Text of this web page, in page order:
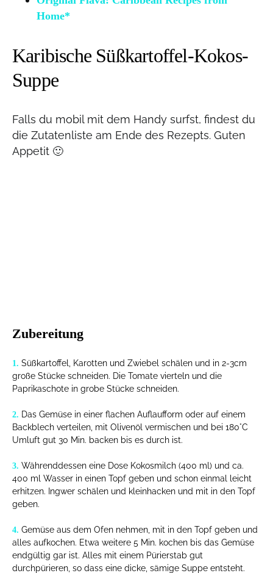
Home*
Karibische Süßkartoffel-Kokos-
Suppe
Falls du mobil mit dem Handy surfst, findest du
die Zutatenliste am Ende des Rezepts. Guten
Appetit 🙂
Zubereitung
1. Süßkartoffel, Karotten und Zwiebel schälen und in 2-3cm
große Stücke schneiden. Die Tomate vierteln und die
Paprikaschote in grobe Stücke schneiden.
2. Das Gemüse in einer flachen Auflaufform oder auf einem
Backblech verteilen, mit Olivenöl vermischen und bei 180°C
Umluft gut 30 Min. backen bis es durch ist.
3. Währenddessen eine Dose Kokosmilch (400 ml) und ca.
400 ml Wasser in einen Topf geben und schon einmal leicht
erhitzen. Ingwer schälen und kleinhacken und mit in den Topf
geben.
4. Gemüse aus dem Ofen nehmen, mit in den Topf geben und
alles aufkochen. Etwa weitere 5 Min. kochen bis das Gemüse
endgültig gar ist. Alles mit einem Pürierstab gut
durchpürieren, so dass eine dicke, sämige Suppe entsteht.